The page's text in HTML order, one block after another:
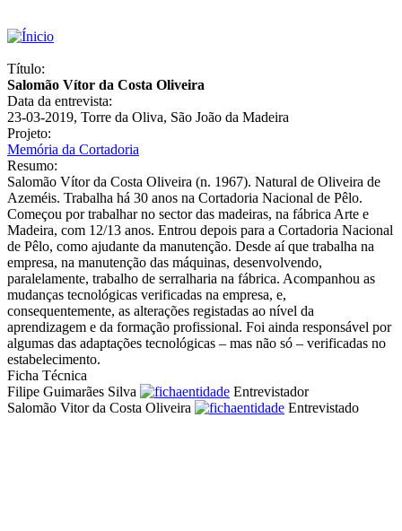
Título:
Salomão Vítor da Costa Oliveira
Data da entrevista:
23-03-2019, Torre da Oliva, São João da Madeira
Projeto:
Memória da Cortadoria
Resumo:
Salomão Vítor da Costa Oliveira (n. 1967). Natural de Oliveira de
Azeméis. Trabalha há 30 anos na Cortadoria Nacional de Pêlo.
Começou por trabalhar no sector das madeiras, na fábrica Arte e
Madeira, com 12/13 anos. Entrou depois para a Cortadoria Nacional
de Pêlo, como ajudante da manutenção. Desde aí que trabalha na
empresa, na manutenção das máquinas, desenvolvendo,
paralelamente, trabalho de serralharia na fábrica. Acompanhou as
mudanças tecnológicas verificadas na empresa, e,
consequentemente, as alterações registadas ao nível da
aprendizagem e da formação profissional. Foi ainda responsável por
algumas das adaptações tecnológicas – mas não só – verificadas no
estabelecimento.
Ficha Técnica
Filipe Guimarães Silva
Entrevistador
Salomão Vitor da Costa Oliveira
Entrevistado